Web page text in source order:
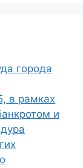
города
в рамках
и